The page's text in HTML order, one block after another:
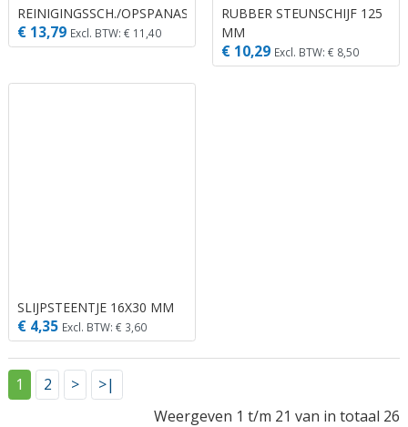
REINIGINGSSCH./OPSPANAS
€ 13,79 Excl. BTW: € 11,40
RUBBER STEUNSCHIJF 125
MM
€ 10,29 Excl. BTW: € 8,50
SLIJPSTEENTJE 16X30 MM
€ 4,35 Excl. BTW: € 3,60
1 2 >
>|
Weergeven 1 t/m 21 van in totaal 26